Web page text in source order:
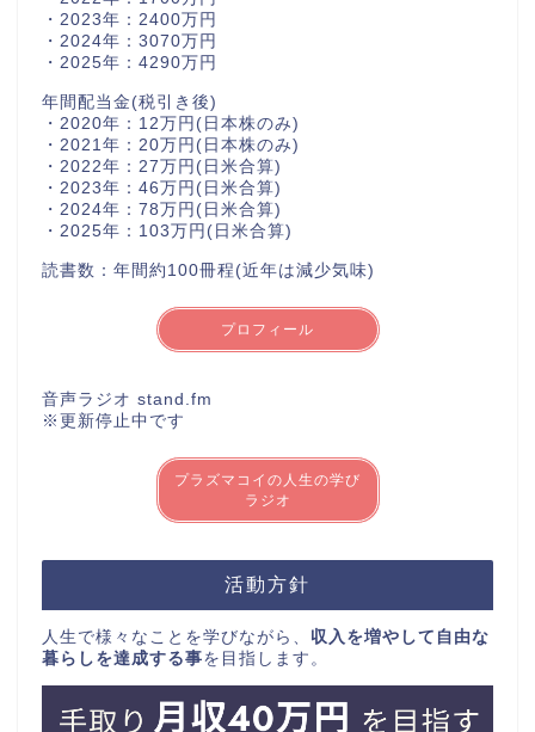
・2023年：2400万円
・2024年：3070万円
・2025年：4290万円
年間配当金(税引き後)
・2020年：12万円(日本株のみ)
・2021年：20万円(日本株のみ)
・2022年：27万円(日米合算)
・2023年：46万円(日米合算)
・2024年：78万円(日米合算)
・2025年：103万円(日米合算)
読書数：年間約100冊程(近年は減少気味)
プロフィール
音声ラジオ stand.fm
※更新停止中です
プラズマコイの人生の学び
ラジオ
活動方針
人生で様々なことを学びながら、 収入を増やして自由な
暮らしを達成する事を目指します。